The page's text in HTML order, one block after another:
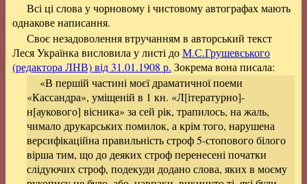
Всі ці слова у чорновому і чистовому автографах мають
однакове написання.
Своє незадоволення втручанням в авторський текст
Леся Українка висловила у листі доМ.С.Грушевського
(редактора ЛНВ) від 31.01.1908 р. Зокрема вона писала:
«В першій частині моєї драматичної поеми
«Кассандра», уміщеній в 1 кн. «Л[ітературно]-
н[аукового] вісника» за сей рік, трапилось, на жаль,
чимало друкарських помилок, а крім того, нарушена
версифікаційна правильність строф 5-стопового білого
вірша тим, що до деяких строф перенесені початки
слідуючих строф, подекуди додано слова, яких в моєму